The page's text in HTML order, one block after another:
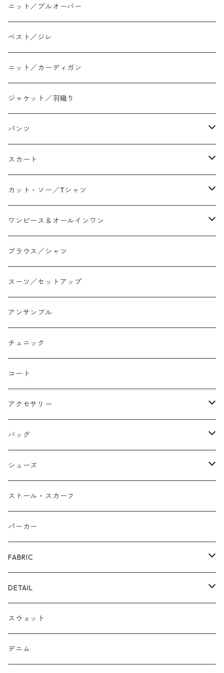
ニット／プルオーバー
ベスト／ジレ
ニット／カーディガン
ジャケット／羽織り
パンツ
テーパード
ワイド
スリム/スキニー
ジョガー
イージーパンツ/履き込み
コクーン/バレル/カーブ
ストレート
スカート
ストレート/タイト
フレア
アシンメトリー/切り替え
プリント柄
チェック
リバーシブル
バルーン
カット・ソー／Tシャツ
Tシャツ
ロンtee
ノースリーブ
ワンピース＆オールインワン
ワンピース
ジャンスカ
サロペット オールインワン
ブラウス／シャツ
スーツ／セットアップ
アンサンブル
チュニック
コート
アクセサリー
ネックレス
バングル
ピアス/イヤリング
リング
バッグ
本革
布帛
カゴ
ファー
ECOレザー/ファー/ムートン
シューズ
サンダル/ミュール
スニーカー/カジュアルシューズ
パンプス/綺麗めシューズ
ブーツ
ストール・スカーフ
パーカー
FABRIC
裏毛スウェット
爆暖フリース裏起毛
ボア
DETAIL
ロゴ
前後２WAY
スウェット
デニム